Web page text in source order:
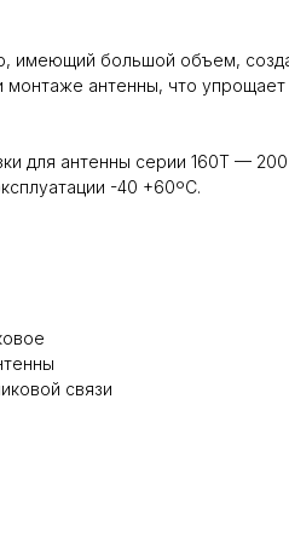
имеющий большой объем,
монтаже антенны, что упрощает
для антенны серии 160T —
-40 +60ºC.
связи